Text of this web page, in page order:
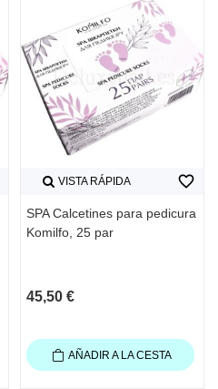
VISTA RÁPIDA
SPA Calcetines para pedicura
Komilfo, 25 par
45,50 €
favorite_border
AÑADIR A LA CESTA